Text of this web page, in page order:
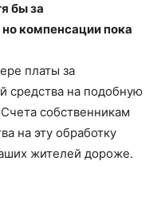
бы за
компенсации пока
платы за
на подобную
собственникам
на эту обработку
жителей дороже.